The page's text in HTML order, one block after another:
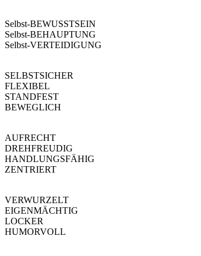
Selbst-BEWUSSTSEIN
Selbst-BEHAUPTUNG
Selbst-VERTEIDIGUNG
SELBSTSICHER
FLEXIBEL
STANDFEST
BEWEGLICH
AUFRECHT
DREHFREUDIG
HANDLUNGSFÄHIG
ZENTRIERT
VERWURZELT
EIGENMÄCHTIG
LOCKER
HUMORVOLL